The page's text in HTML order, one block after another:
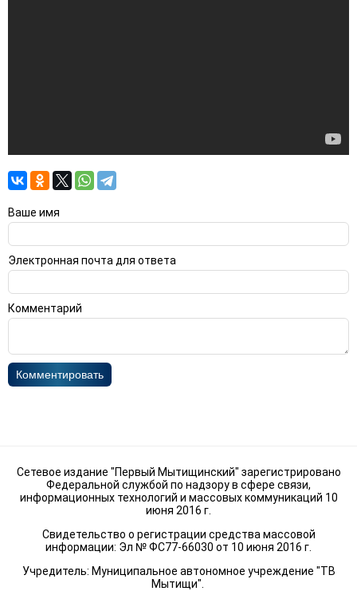
Ваше имя
Электронная почта для ответа
Комментарий
Комментировать
Сетевое издание "Первый Мытищинский" зарегистрировано
Федеральной службой по надзору в сфере связи,
информационных технологий и массовых коммуникаций 10
июня 2016 г.
Свидетельство о регистрации средства массовой
информации: Эл № ФС77-66030 от 10 июня 2016 г.
Учредитель: Муниципальное автономное учреждение "ТВ
Мытищи".